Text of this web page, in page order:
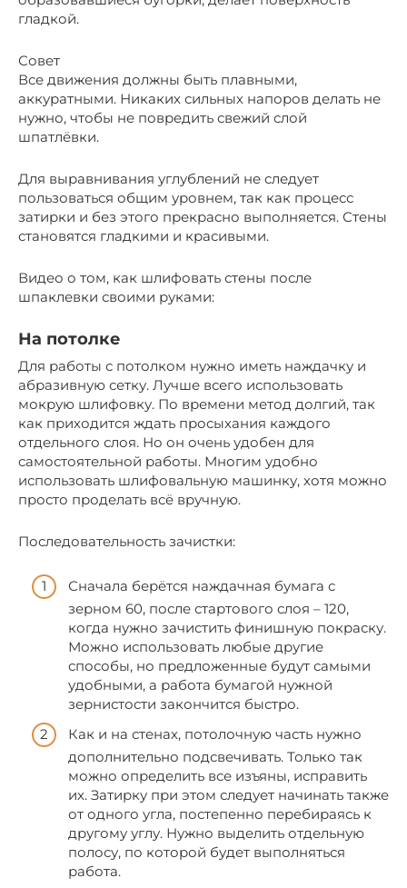
гладкой.
Совет
Все движения должны быть плавными,
аккуратными. Никаких сильных напоров делать не
нужно, чтобы не повредить свежий слой
шпатлёвки.
Для выравнивания углублений не следует
пользоваться общим уровнем, так как процесс
затирки и без этого прекрасно выполняется. Стены
становятся гладкими и красивыми.
Видео о том, как шлифовать стены после
шпаклевки своими руками:
На потолке
Для работы с потолком нужно иметь наждачку и
абразивную сетку. Лучше всего использовать
мокрую шлифовку. По времени метод долгий, так
как приходится ждать просыхания каждого
отдельного слоя. Но он очень удобен для
самостоятельной работы. Многим удобно
использовать шлифовальную машинку, хотя можно
просто проделать всё вручную.
Последовательность зачистки:
Сначала берётся наждачная бумага с
зерном 60, после стартового слоя – 120,
когда нужно зачистить финишную покраску.
Можно использовать любые другие
способы, но предложенные будут самыми
удобными, а работа бумагой нужной
зернистости закончится быстро.
Как и на стенах, потолочную часть нужно
дополнительно подсвечивать. Только так
можно определить все изъяны, исправить
их. Затирку при этом следует начинать также
от одного угла, постепенно перебираясь к
другому углу. Нужно выделить отдельную
полосу, по которой будет выполняться
работа.